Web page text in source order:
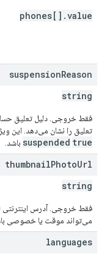
phones[].value
suspensionReason
string
فقط خروجی. دلیل تعلیق
تعلیق را نشان می‌دهد. این
suspended true باشد.
thumbnailPhotoUrl
string
می‌تواند موقت یا خصوصی
languages